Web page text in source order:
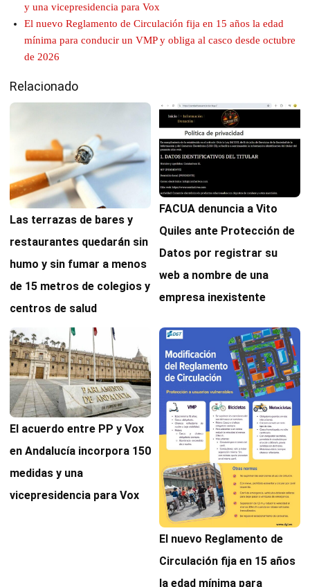
y una vicepresidencia para Vox
El nuevo Reglamento de Circulación fija en 15 años la edad
mínima para conducir un VMP y obliga al casco desde octubre
de 2026
Relacionado
Las terrazas de bares y
restaurantes quedarán sin
humo y sin fumar a menos
de 15 metros de colegios y
centros de salud
FACUA denuncia a Vito
Quiles ante Protección de
Datos por registrar su
web a nombre de una
empresa inexistente
El acuerdo entre PP y Vox
en Andalucía incorpora 150
medidas y una
vicepresidencia para Vox
El nuevo Reglamento de
Circulación fija en 15 años
la edad mínima para